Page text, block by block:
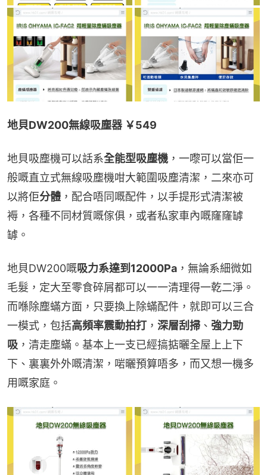
地貝DW200無線吸塵器 ￥549
地貝吸塵機可以話系全能型吸塵機 ，一嚟可以當佢一
般嘅直立式無線吸塵機咁大範圍吸塵清潔，二來亦可
以將佢分體 ，配合唔同嘅配件，以手提形式清潔被
褥，各種不同材質嘅傢俱，或者私家車內嘅窿窿罅
罅。
地貝DW200嘅吸力系達到12000Pa ，無論系細微如
毛髮，定大至零食碎屑都可以一一清理得一乾二淨。
而喺除塵蟎方面，只要換上除蟎配件，就即可以三合
一模式，包括高頻率震動拍打 ， 深層刮掃 、 強力勁
吸 ，清走塵蟎。基本上一支已經搞掂曬全屋上上下
下、裏裏外外嘅清潔，啱曬預算唔多，而又想一機多
用嘅家庭。